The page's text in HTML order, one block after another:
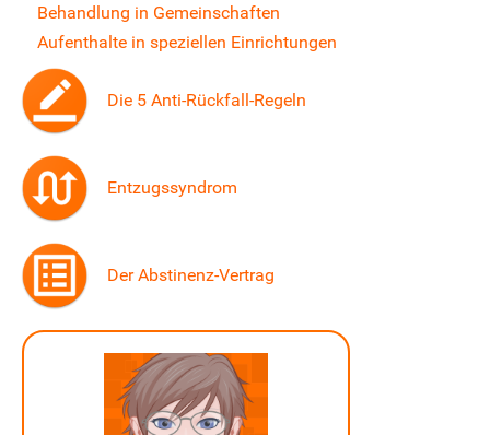
Behandlung in Gemeinschaften
Aufenthalte in speziellen Einrichtungen
Die 5 Anti-Rückfall-Regeln
Entzugssyndrom
Der Abstinenz-Vertrag